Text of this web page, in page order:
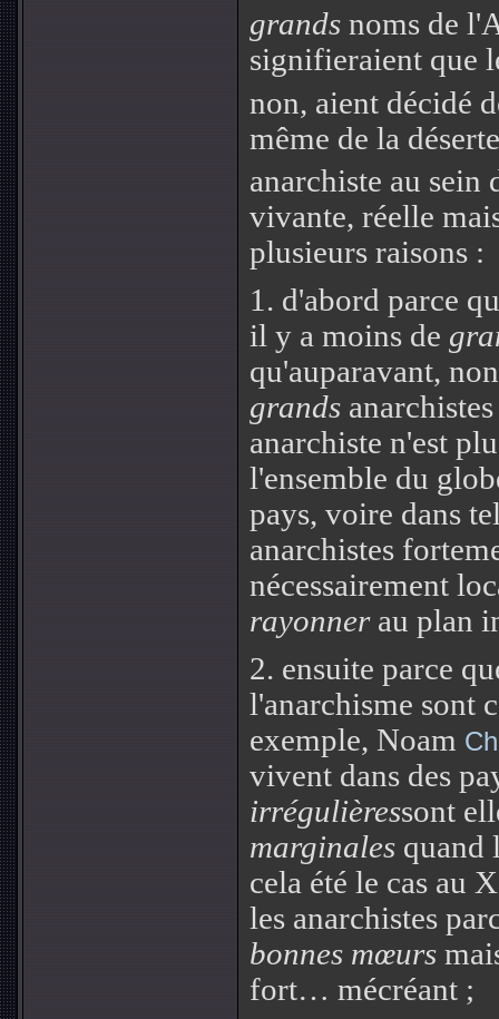
grands noms de
signifieraient que
non, aient décidé
même de la
anarchiste au sein
vivante, réelle
plusieurs raisons :
1. d'abord parce
il y a moins de
qu'auparavant,
grands
anarchiste n'est
l'ensemble du
pays, voire dans
anarchistes
nécessairement
rayonnerau plan
2. ensuite parce
l'anarchisme sont
exemple, Noam
vivent dans des
irrégulièressont
marginales quand
cela été le cas au
les anarchistes
bonnes mœurs
fort… mécréant ;